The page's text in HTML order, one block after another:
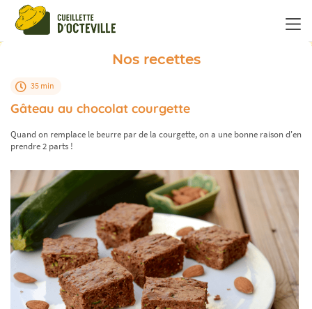
Nos recettes
35 min
Gâteau au chocolat courgette
Quand on remplace le beurre par de la courgette, on a une bonne raison d'en
prendre 2 parts !
Panneau de gestion des cookies